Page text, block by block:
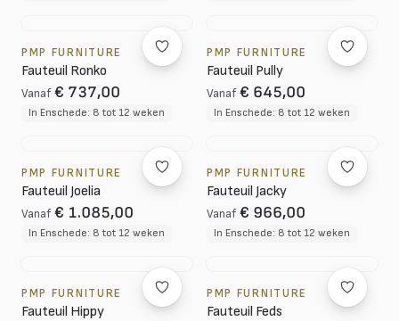
PMP FURNITURE
Fauteuil Ronko
Vanaf € 737,00
In Enschede: 8 tot 12 weken
PMP FURNITURE
Fauteuil Pully
Vanaf € 645,00
In Enschede: 8 tot 12 weken
PMP FURNITURE
Fauteuil Joelia
Vanaf € 1.085,00
In Enschede: 8 tot 12 weken
PMP FURNITURE
Fauteuil Jacky
Vanaf € 966,00
In Enschede: 8 tot 12 weken
PMP FURNITURE
Fauteuil Hippy
PMP FURNITURE
Fauteuil Feds